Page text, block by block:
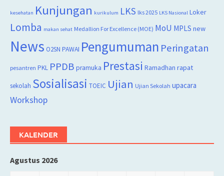
kesehatan Kunjungan kurikulum LKS lks 2025 LKS Nasional Loker
Lomba makan sehat Medallion For Excellence (MOE) MoU MPLS new
News O2SN PAWAI Pengumuman Peringatan
pesantren PKL PPDB pramuka Prestasi Ramadhan rapat
sekolah Sosialisasi TOEIC Ujian Ujian Sekolah upacara
Workshop
KALENDER
Agustus 2026